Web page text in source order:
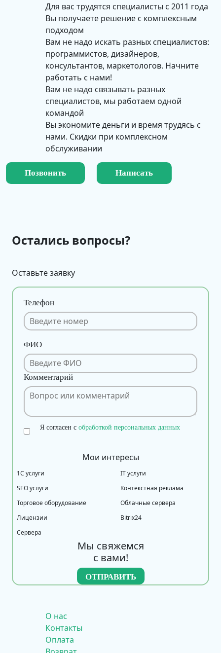
Для вас трудятся специалисты с 2011 года
Вы получаете решение с комплексным
подходом
Вам не надо искать разных специалистов:
программистов, дизайнеров,
консультантов, маркетологов. Начните
работать с нами!
Вам не надо связывать разных
специалистов, мы работаем одной
командой
Вы экономите деньги и время трудясь с
нами. Скидки при комплексном
обслуживании
Позвонить Написать
Остались вопросы?
Оставьте заявку
Телефон
ФИО
Комментарий
Я согласен с обработкой персональных данных
Мои интересы
1С услуги
IT услуги
SEO услуги
Контекстная реклама
Торговое оборудование
Облачные сервера
Лицензии
Bitrix24
Сервера
Мы свяжемся
с вами!
О нас
Контакты
Оплата